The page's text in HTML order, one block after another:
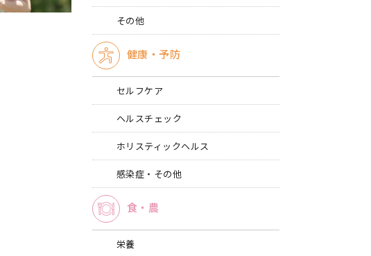
その他
健康・予防
セルフケア
ヘルスチェック
ホリスティックヘルス
感染症・その他
食・農
栄養